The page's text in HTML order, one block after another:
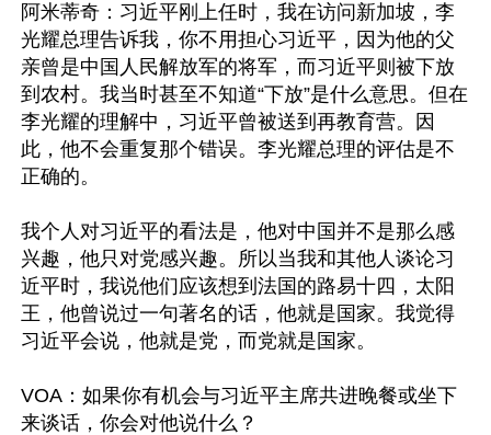
阿米蒂奇：习近平刚上任时，我在访问新加坡，李
光耀总理告诉我，你不用担心习近平，因为他的父
亲曾是中国人民解放军的将军，而习近平则被下放
到农村。我当时甚至不知道“下放”是什么意思。但在
李光耀的理解中，习近平曾被送到再教育营。因
此，他不会重复那个错误。李光耀总理的评估是不
正确的。
我个人对习近平的看法是，他对中国并不是那么感
兴趣，他只对党感兴趣。所以当我和其他人谈论习
近平时，我说他们应该想到法国的路易十四，太阳
王，他曾说过一句著名的话，他就是国家。我觉得
习近平会说，他就是党，而党就是国家。
VOA：如果你有机会与习近平主席共进晚餐或坐下
来谈话，你会对他说什么？